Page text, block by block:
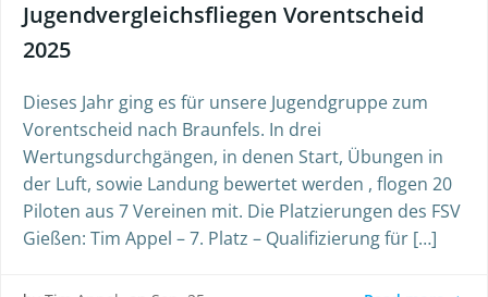
Jugendvergleichsfliegen Vorentscheid
2025
Dieses Jahr ging es für unsere Jugendgruppe zum
Vorentscheid nach Braunfels. In drei
Wertungsdurchgängen, in denen Start, Übungen in
der Luft, sowie Landung bewertet werden , flogen 20
Piloten aus 7 Vereinen mit. Die Platzierungen des FSV
Gießen: Tim Appel – 7. Platz – Qualifizierung für […]